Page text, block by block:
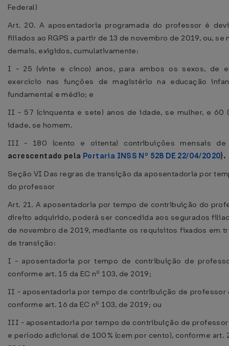
Federal)
Art. 20. A aposentadoria programada do professor é
filiados ao RGPS a partir de 13 de novembro de 2019, ou, se
demais, exigidos, cumulativamente:
I - 25 (vinte e cinco) anos, para ambos os sexos, de
exercício nas funções de magistério na educação
fundamental e médio; e
II - 57 (cinquenta e sete) anos de idade, se mulher, e 60
idade, se homem.
III - 180 (cento e oitenta) contribuições mensais
acrescentado pela Portaria INSS Nº 528 DE 22/04/2020).
Seção VI Das regras de transição da aposentadoria por
do professor
Art. 21. A aposentadoria por tempo de contribuição do
direito adquirido, poderá ser concedida aos segurados
de novembro de 2019, mediante os requisitos fixados em
de transição:
I - aposentadoria por tempo de contribuição de
conforme art. 15 da EC nº 103, de 2019;
II - aposentadoria por tempo de contribuição de professor
conforme art. 16 da EC nº 103, de 2019; ou
III - aposentadoria por tempo de contribuição de
e período adicional de 100% (cem por cento), conforme art.